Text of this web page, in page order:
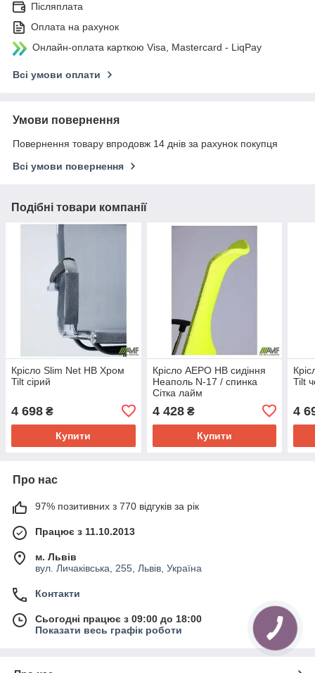
Післяплата
Оплата на рахунок
Онлайн-оплата карткою Visa, Mastercard - LiqPay
Всі умови оплати
Умови повернення
Повернення товару впродовж 14 днів за рахунок покупця
Всі умови повернення
Подібні товари компанії
Крісло Slim Net HB Хром
Tilt сірий
4 698 ₴
Купити
Крісло АЕРО HB сидіння
Неаполь N-17 / спинка
Сітка лайм
4 428₴
Купити
Tilt
4
Про нас
97% позитивних з 770 відгуків за рік
Працює з 11.10.2013
м. Львів
вул. Личаківська, 255, Львів, Україна
Контакти
Сьогодні працює з 09:00 до 18:00
Показати весь графік роботи